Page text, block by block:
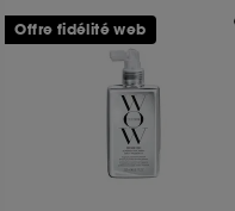
Offre fidélité web